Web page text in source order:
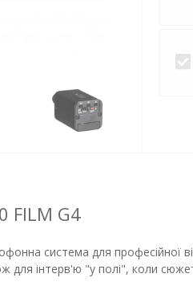
FILM G4
система для
для інтерв'ю "у полі", коли